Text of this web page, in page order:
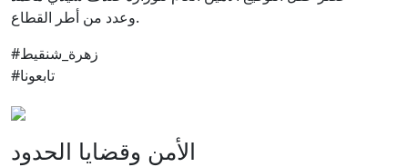
وعدد من أطر القطاع.
#زهرة_شنقيط
#تابعونا
الأمن وقضايا الحدود